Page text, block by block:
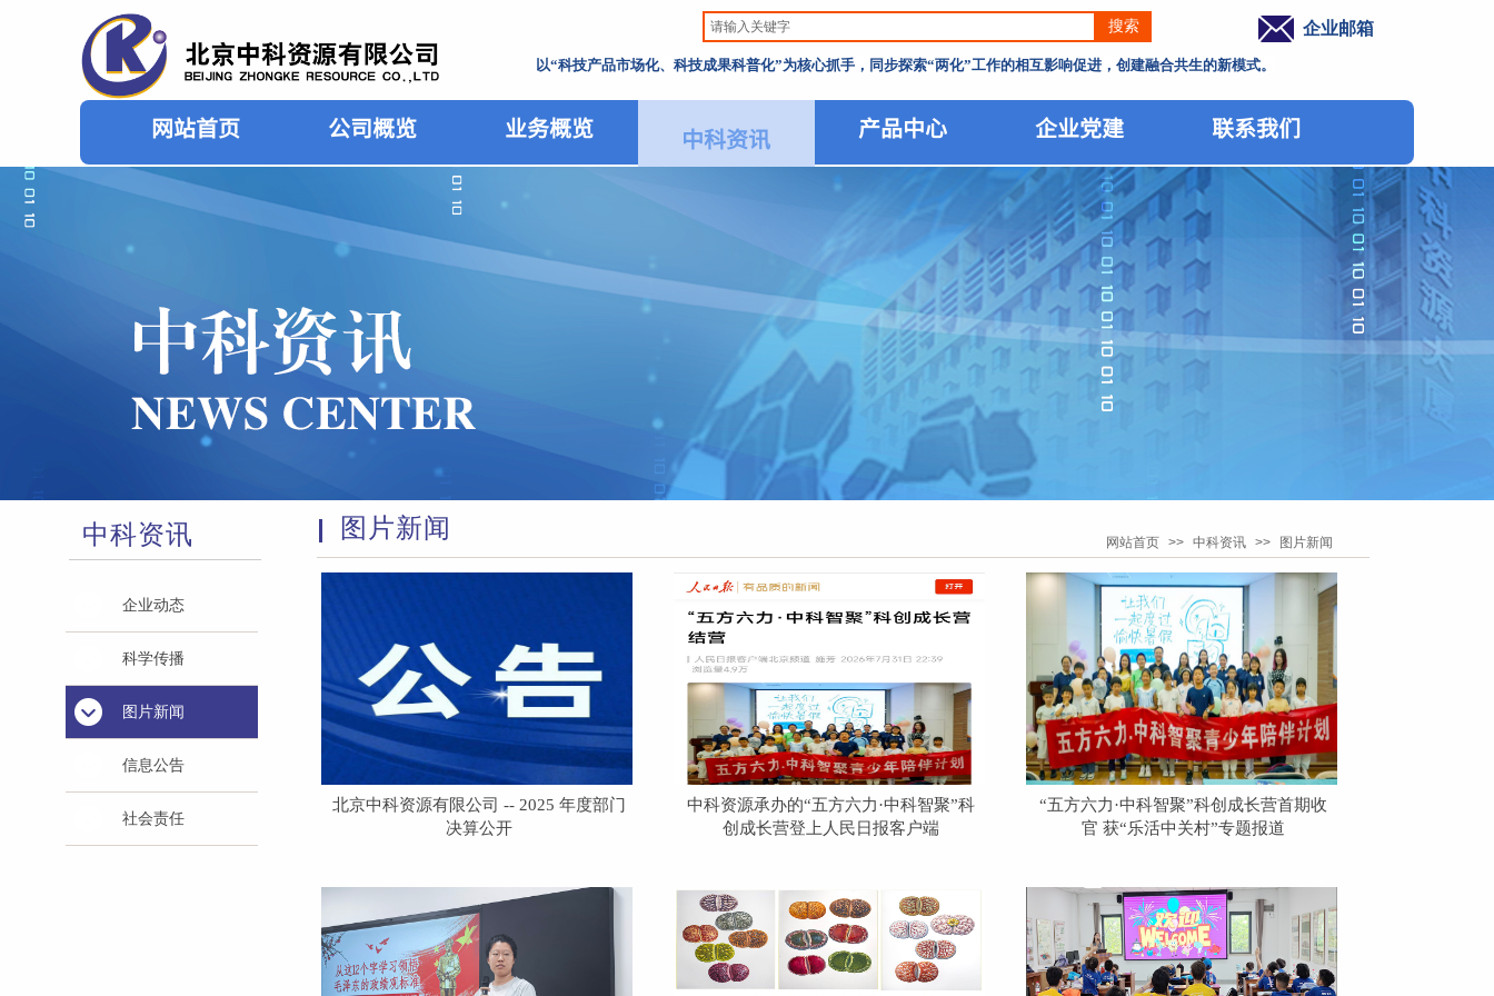
搜索 企业邮箱
以“科技产品市场化、科技成果科普化”为核心抓手，同步探索“两化”工作的相互影响促进，创建融合共生的新模式。
网站首页 公司概览 业务概览 中科资讯 产品中心 企业党建 联系我们
中科资讯 图片新闻 网站首页 >> 中科资讯 >> 图片新闻
北京中科资源有限公司 -- 2025 年度部门
决算公开
中科资源承办的“五方六力·中科智聚”科
创成长营登上人民日报客户端
“五方六力·中科智聚”科创成长营首期收
官 获“乐活中关村”专题报道
企业动态
科学传播
图片新闻
信息公告
社会责任